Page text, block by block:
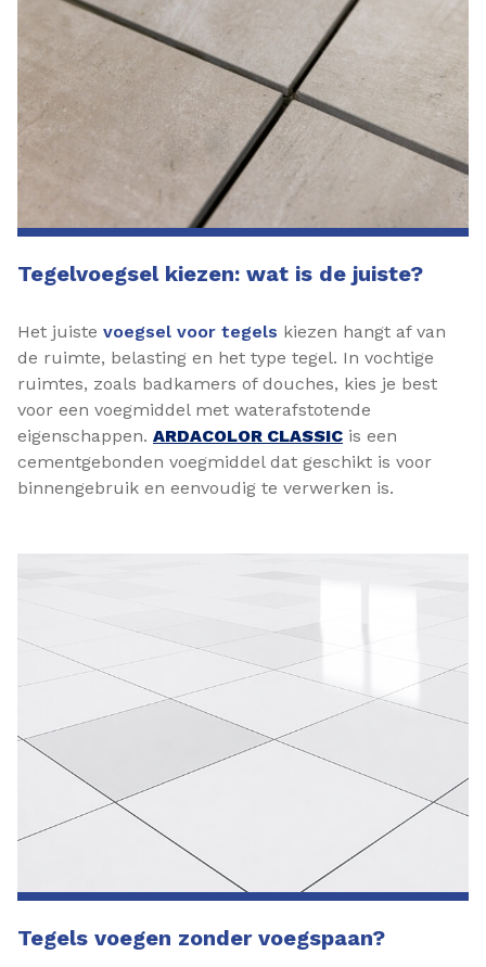
Tegelvoegsel kiezen: wat is de juiste?
Het juiste voegsel voor tegels kiezen hangt af van
de ruimte, belasting en het type tegel. In vochtige
ruimtes, zoals badkamers of douches, kies je best
voor een voegmiddel met waterafstotende
eigenschappen. ARDACOLOR CLASSIC is een
cementgebonden voegmiddel dat geschikt is voor
binnengebruik en eenvoudig te verwerken is.
Tegels voegen zonder voegspaan?